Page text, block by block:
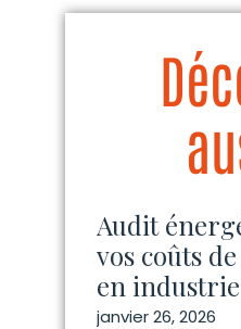
Audit
vos coûts
en industrie
janvier 26, 2026